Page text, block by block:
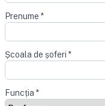
Prenume *
Școala de șoferi *
Funcția *